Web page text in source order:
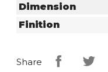
Dimension
Finition
Share